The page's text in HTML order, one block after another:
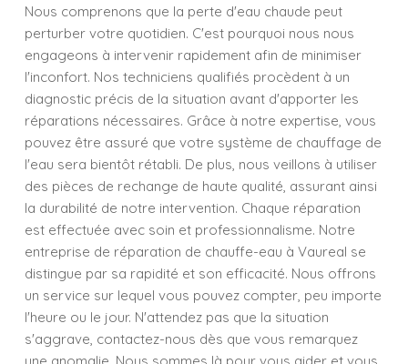
Nous comprenons que la perte d'eau chaude peut
perturber votre quotidien. C'est pourquoi nous nous
engageons à intervenir rapidement afin de minimiser
l'inconfort. Nos techniciens qualifiés procèdent à un
diagnostic précis de la situation avant d'apporter les
réparations nécessaires. Grâce à notre expertise, vous
pouvez être assuré que votre système de chauffage de
l'eau sera bientôt rétabli. De plus, nous veillons à utiliser
des pièces de rechange de haute qualité, assurant ainsi
la durabilité de notre intervention. Chaque réparation
est effectuée avec soin et professionnalisme. Notre
entreprise de réparation de chauffe-eau à Vaureal se
distingue par sa rapidité et son efficacité. Nous offrons
un service sur lequel vous pouvez compter, peu importe
l'heure ou le jour. N'attendez pas que la situation
s'aggrave, contactez-nous dès que vous remarquez